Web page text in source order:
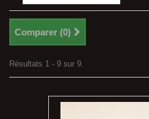
Comparer (0)
Résultats 1 - 9 sur 9.